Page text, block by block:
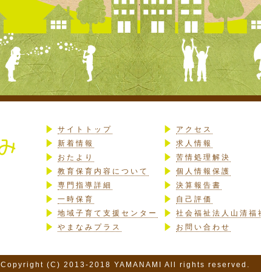
サイトトップ
新着情報
おたより
教育保育内容について
専門指導詳細
一時保育
地域子育て支援センター
やまなみプラス
アクセス
求人情報
苦情処理解決
個人情報保護
決算報告書
自己評価
社会福祉法人山清福
お問い合わせ
Copyright (C) 2013-2018 YAMANAMI All rights reserved.